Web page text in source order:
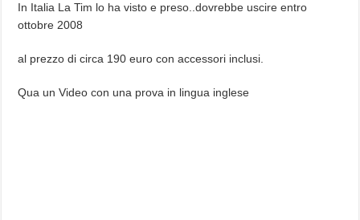
In Italia La Tim lo ha visto e preso..dovrebbe uscire entro
ottobre 2008
al prezzo di circa 190 euro con accessori inclusi.
Qua un Video con una prova in lingua inglese